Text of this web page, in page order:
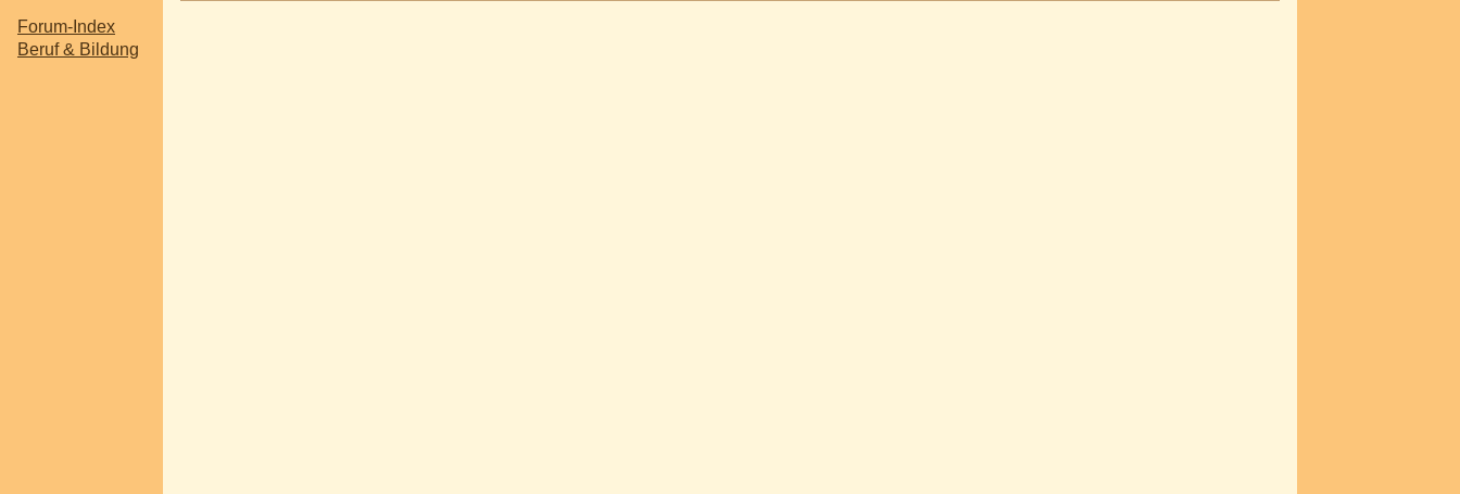
Forum-Index
Beruf & Bildung